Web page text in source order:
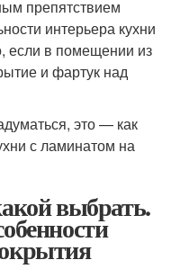
препятствием
интерьера кухни
если в помещении из
и фартук над
это — как
с ламинатом на
выбрать.